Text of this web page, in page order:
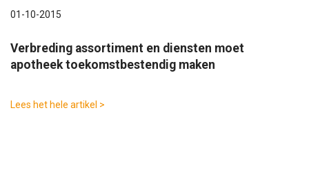
01-10-2015
Verbreding assortiment en diensten moet
apotheek toekomstbestendig maken
Lees het hele artikel >